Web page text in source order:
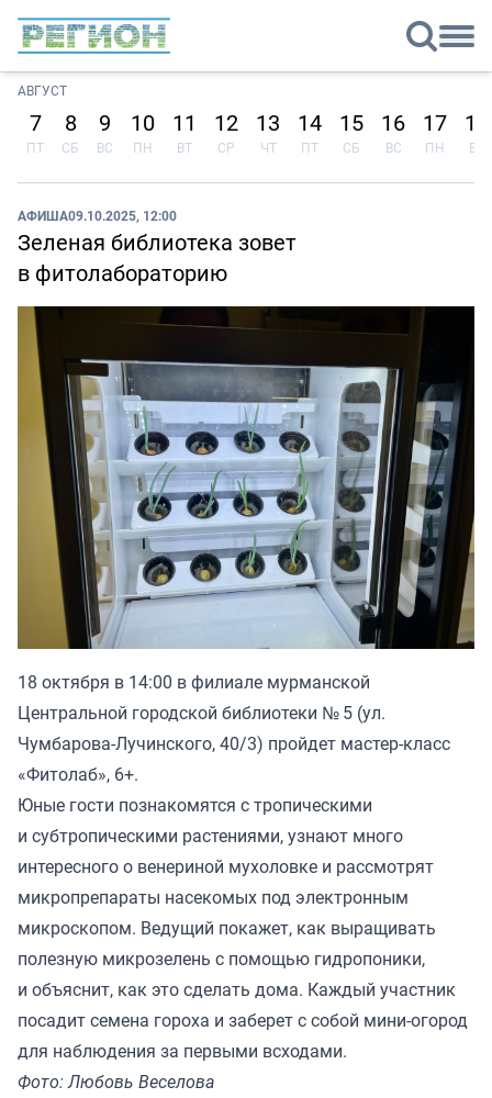
АВГУСТ
7
ПТ
8
СБ
9
ВС
10
ПН
11
ВТ
12
СР
13
ЧТ
14
ПТ
15
СБ
16
ВС
17
ПН
18
ВТ
АФИША09.10.2025, 12:00
Зеленая библиотека зовет
в фитолабораторию
18 октября в 14:00 в филиале мурманской
Центральной городской библиотеки № 5 (ул.
Чумбарова-Лучинского, 40/3) пройдет мастер-класс
«Фитолаб», 6+.
Юные гости познакомятся с тропическими
и субтропическими растениями, узнают много
интересного о венериной мухоловке и рассмотрят
микропрепараты насекомых под электронным
микроскопом. Ведущий покажет, как выращивать
полезную микрозелень с помощью гидропоники,
и объяснит, как это сделать дома. Каждый участник
посадит семена гороха и заберет с собой мини-огород
для наблюдения за первыми всходами.
Фото: Любовь Веселова